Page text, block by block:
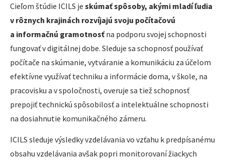
Cieľom štúdie ICILS je skúmať spôsoby, akými mladí ľudia
v rôznych krajinách rozvíjajú svoju počítačovú
a informačnú gramotnosť na podporu svojej schopnosti
fungovať v digitálnej dobe. Sleduje sa schopnosť používať
počítače na skúmanie, vytváranie a komunikáciu za účelom
efektívne využívať techniku a informácie doma, v škole, na
pracovisku a v spoločnosti, overuje sa tiež schopnosť
prepojiť technickú spôsobilosť a intelektuálne schopnosti
na dosiahnutie komunikačného zámeru.
ICILS sleduje výsledky vzdelávania vo vzťahu k predpísanému
obsahu vzdelávania avšak popri monitorovaní žiackych